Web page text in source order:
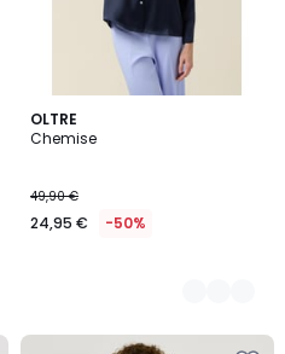
OLTRE
Chemise
49,90 €
24,95 € -50%
3
Couleurs